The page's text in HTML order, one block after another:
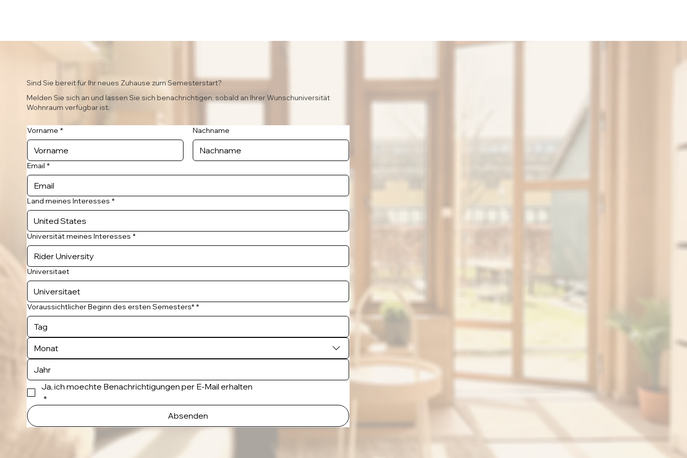
Sind Sie bereit für Ihr neues Zuhause zum Semesterstart?
Melden Sie sich an und lassen Sie sich benachrichtigen, sobald an Ihrer Wunschuniversität
Wohnraum verfügbar ist.
Vorname * Nachname
Email *
Land meines Interesses *
Universität meines Interesses *
Universitaet
Voraussichtlicher Beginn des ersten Semesters* *
Monat
Ja, ich moechte Benachrichtigungen per E-Mail erhalten
*
Absenden